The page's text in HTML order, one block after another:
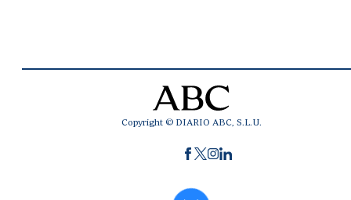
Copyright © DIARIO ABC, S.L.U.